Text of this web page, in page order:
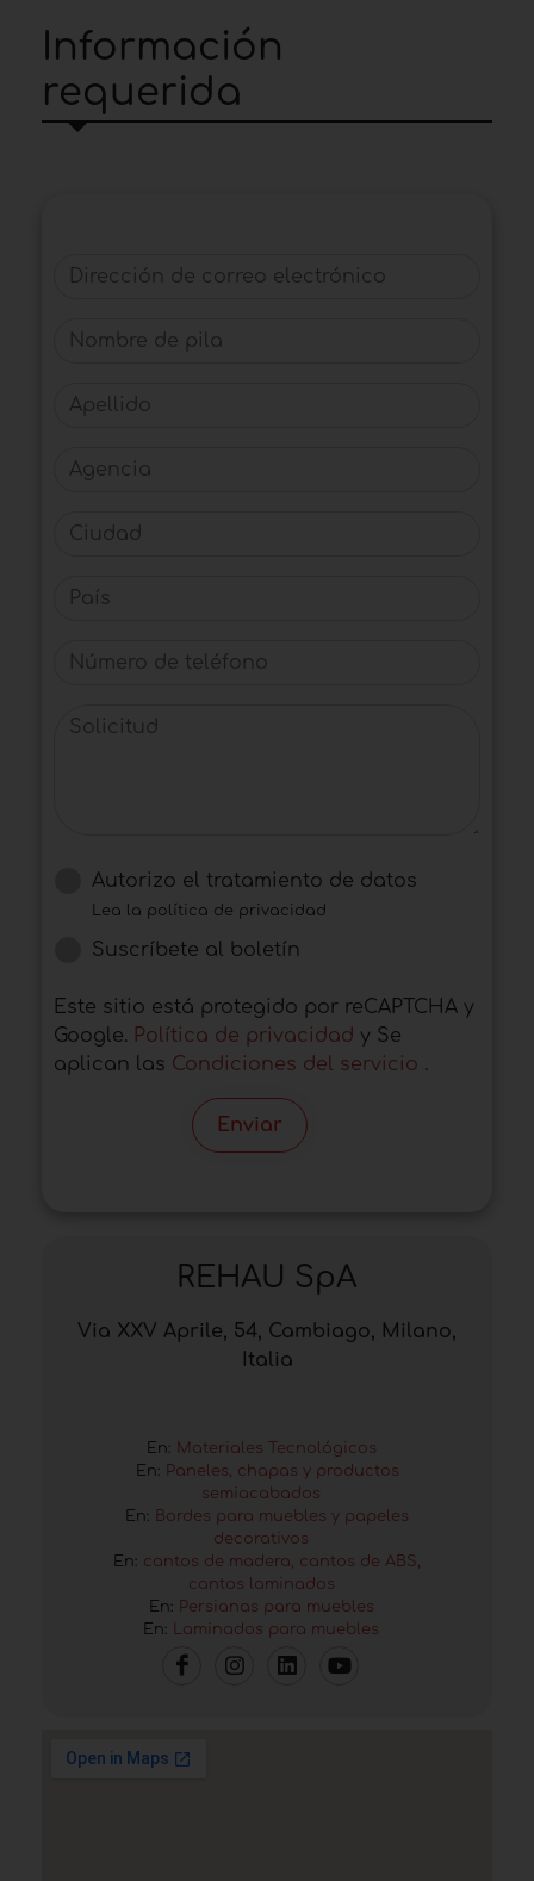
Información
requerida
Dirección de correo electrónico
Nombre de pila
Apellido
Agencia
Ciudad
País
Número de teléfono
Solicitud
Autorizo ​​el tratamiento de datos
Lea la política de privacidad
Suscríbete al boletín
Este sitio está protegido por reCAPTCHA y
Google. Política de privacidad y Se
aplican las Condiciones del servicio .
Enviar
REHAU SpA
Via XXV Aprile, 54, Cambiago, Milano,
Italia
En: Materiales Tecnológicos
En: Paneles, chapas y productos
semiacabados
En: Bordes para muebles y papeles
decorativos
En: cantos de madera, cantos de ABS,
cantos laminados
En: Persianas para muebles
En: Laminados para muebles